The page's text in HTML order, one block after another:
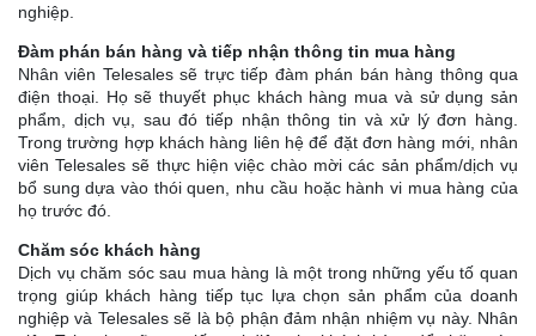
nghiệp.
Đàm phán bán hàng và tiếp nhận thông tin mua hàng
Nhân viên Telesales sẽ trực tiếp đàm phán bán hàng thông qua
điện thoại. Họ sẽ thuyết phục khách hàng mua và sử dụng sản
phẩm, dịch vụ, sau đó tiếp nhận thông tin và xử lý đơn hàng.
Trong trường hợp khách hàng liên hệ để đặt đơn hàng mới, nhân
viên Telesales sẽ thực hiện việc chào mời các sản phẩm/dịch vụ
bổ sung dựa vào thói quen, nhu cầu hoặc hành vi mua hàng của
họ trước đó.
Chăm sóc khách hàng
Dịch vụ chăm sóc sau mua hàng là một trong những yếu tố quan
trọng giúp khách hàng tiếp tục lựa chọn sản phẩm của doanh
nghiệp và Telesales sẽ là bộ phận đảm nhận nhiệm vụ này. Nhân